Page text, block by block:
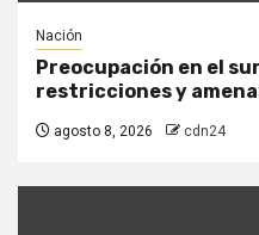
Nación
Preocupación en el
restricciones y
agosto 8, 2026 cdn24